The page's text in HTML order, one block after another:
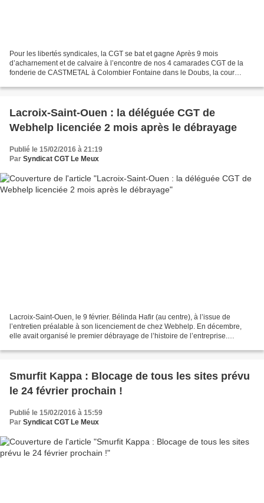
Pour les libertés syndicales, la CGT se bat et gagne Après 9 mois
d’acharnement et de calvaire à l’encontre de nos 4 camarades CGT de la
fonderie de CASTMETAL à Colombier Fontaine dans le Doubs, la cour
Lacroix-Saint-Ouen : la déléguée CGT de
Webhelp licenciée 2 mois après le débrayage
Publié le 15/02/2016 à 21:19
Par Syndicat CGT Le Meux
Lacroix-Saint-Ouen, le 9 février. Bélinda Hafir (au centre), à l’issue de
l’entretien préalable à son licenciement de chez Webhelp. En décembre,
elle avait organisé le premier débrayage de l’histoire de l’entreprise.
Smurfit Kappa : Blocage de tous les sites prévu
le 24 février prochain !
Publié le 15/02/2016 à 15:59
Par Syndicat CGT Le Meux